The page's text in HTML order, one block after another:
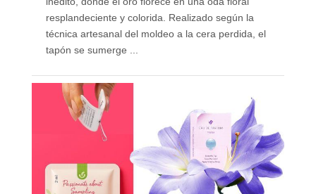
resplandeciente y colorida. Realizado según la
técnica artesanal del moldeo a la cera perdida, el
tapón se sumerge ...